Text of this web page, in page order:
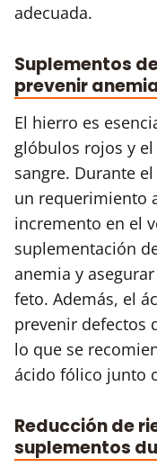
adecuada.
Suplementos
prevenir
El hierro es
glóbulos rojos y
sangre. Durante
un requerimiento
incremento en el
suplementación
anemia y
feto. Además, el
prevenir defectos
lo que se
ácido fólico junto
Reducción de
suplementos